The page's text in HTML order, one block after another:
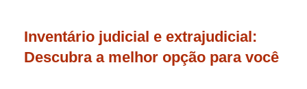
Inventário judicial e extrajudicial:
Descubra a melhor opção para você